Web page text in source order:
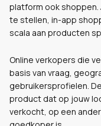
platform ook shoppen.
te stellen, in-app
scala aan producten
Online verkopers die
basis van vraag,
gebruikersprofielen.
product dat op jouw
verkocht, op een